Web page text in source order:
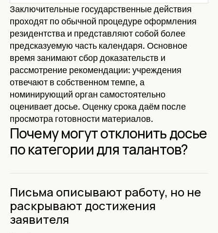
Заключительные государственные действия
проходят по обычной процедуре оформления
резидентства и представляют собой более
предсказуемую часть календаря. Основное
время занимают сбор доказательств и
рассмотрение рекомендации: учреждения
отвечают в собственном темпе, а
номинирующий орган самостоятельно
оценивает досье. Оценку срока даём после
просмотра готовности материалов.
Почему могут отклонить досье
по категории для талантов?
Письма описывают работу, но не
раскрывают достижения
заявителя